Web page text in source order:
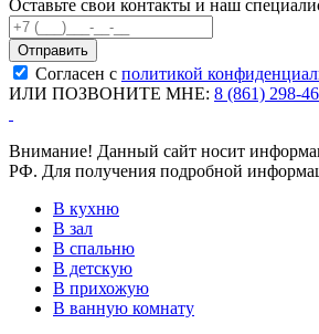
Оставьте свои контакты и наш
Согласен с политикой
ИЛИ ПОЗВОНИТЕ МНЕ: 8 (861) 298-
Внимание! Данный сайт носит
РФ. Для получения подробной
В кухню
В зал
В спальню
В детскую
В прихожую
В ванную комнату